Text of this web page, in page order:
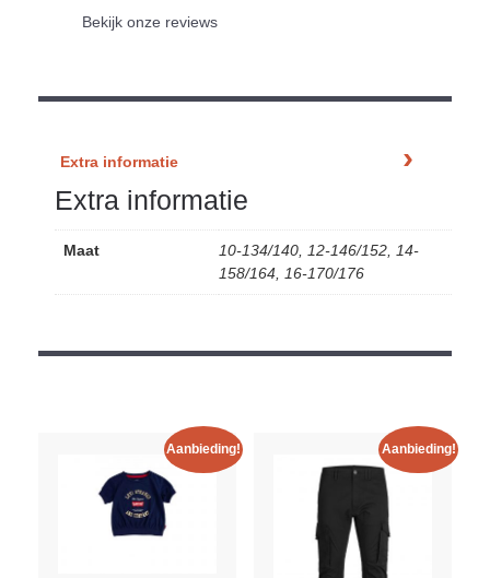
Bekijk onze reviews
Extra informatie
Extra informatie
Maat
10-134/140, 12-146/152, 14-
158/164, 16-170/176
Aanbieding! Aanbieding!